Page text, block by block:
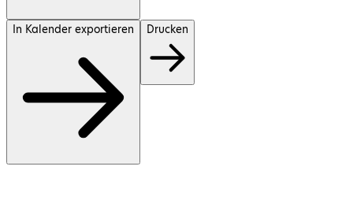
In Kalender exportieren Drucken